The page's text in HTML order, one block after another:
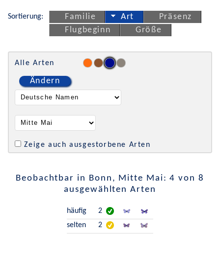
Sortierung: Familie Art
Präsenz
Flugbeginn
Größe
Alle Arten
Ändern
Zeige auch ausgestorbene Arten
Beobachtbar in Bonn, Mitte Mai: 4 von 8
ausgewählten Arten
häufig
2
selten
2